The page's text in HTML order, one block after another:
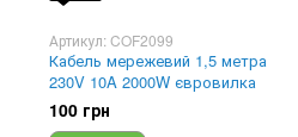
Артикул: COF2099
Кабель мережевий 1,5 метра
230V 10A 2000W євровилка
100 грн